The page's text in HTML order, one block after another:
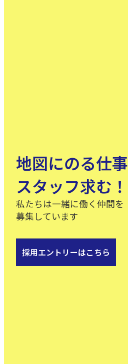
地図にのる仕事
スタッフ求む！
私たちは一緒に働く仲間を
募集しています
採用エントリーはこちら